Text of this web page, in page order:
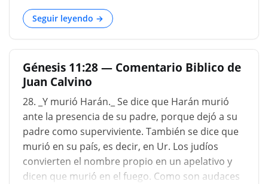
se ha asignado a varios pueblos, como los
representados por el moderno Orfah (que el
coronel Chesney, 'Hist. of Euphrat. Exped. 'dice
que los árabes todavía la llaman Ur de los
Caldeos), Warka, y otras. Knobel la considera 'la
montaña de los caldeos' [tomando _'UWR_ (
H217 ) = _HAR_ ( H2022 )]. Pero las inscripciones
cuneiformes han mostrado que Mugheir, o
Mugeyer, en el sur de Mesopotamia, que era lo
que propiamente se llamaba Caldea, era el
verdadero sitio de Ur. Mugheir es una masa de
forma ovalada de ruinas antiguas, entre las que
Seguir leyendo →
Génesis 11:28 — Comentario Biblico de
Juan Calvino
28. _Y murió Harán._ Se dice que Harán murió
ante la presencia de su padre, porque dejó a su
padre como superviviente. También se dice que
murió en su país, es decir, en Ur. Los judíos
convierten el nombre propio en un apelativo y
dicen que murió en el fuego. Como son audaces